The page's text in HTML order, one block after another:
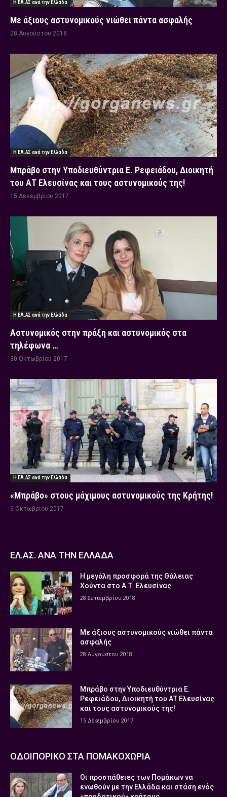
Η ΕΛ.ΑΣ ανά την Ελλάδα
Με άξιους αστυνομικούς νιώθει πάντα ασφαλής
28 Αυγούστου 2018
Η ΕΛ.ΑΣ ανά την Ελλάδα
Μπράβο στην Υποδιευθύντρια Ε. Ρεφειάδου, Διοικητή
του ΑΤ Ελευσίνας και τους αστυνομικούς της!
15 Δεκεμβρίου 2017
Η ΕΛ.ΑΣ ανά την Ελλάδα
Αστυνομικός στην πράξη και αστυνομικός στα
τηλέφωνα …
30 Οκτωβρίου 2017
Η ΕΛ.ΑΣ ανά την Ελλάδα
«Μπράβο» στους μάχιμους αστυνομικούς της Κρήτης!
6 Οκτωβρίου 2017
ΕΛ.ΑΣ. ΑΝΑ ΤΗΝ ΕΛΛΑΔΑ
Η μεγάλη προσφορά της Θάλειας
Χούντα στο Α.Τ. Ελευσίνας
28 Σεπτεμβρίου 2018
Με άξιους αστυνομικούς νιώθει πάντα
ασφαλής
28 Αυγούστου 2018
Μπράβο στην Υποδιευθύντρια Ε.
Ρεφειάδου, Διοικητή του ΑΤ Ελευσίνας
και τους αστυνομικούς της!
15 Δεκεμβρίου 2017
ΟΔΟΙΠΟΡΙΚΟ ΣΤΑ ΠΟΜΑΚΟΧΩΡΙΑ
Οι προσπάθειες των Πομάκων να
ενωθούν με την Ελλάδα και στάση ενός